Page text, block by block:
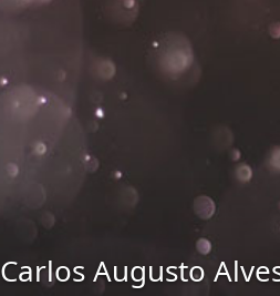
Carlos Augusto